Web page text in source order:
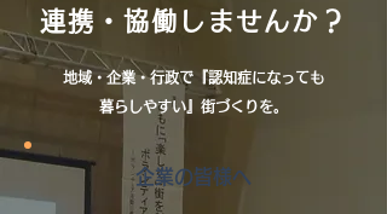
連携・協働しませんか？
地域・企業・行政で『認知症になっても
暮らしやすい』街づくりを。
企業の皆様へ